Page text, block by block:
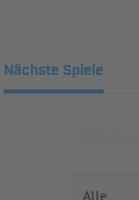
Nächste Spiele